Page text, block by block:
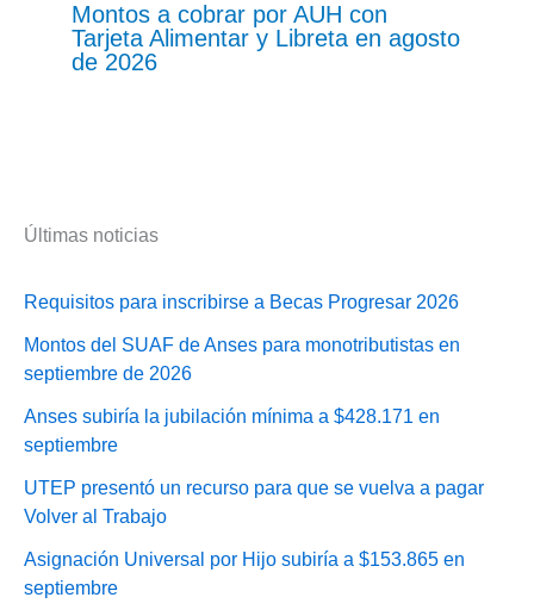
Montos a cobrar por AUH con
Tarjeta Alimentar y Libreta en agosto
de 2026
Últimas noticias
Requisitos para inscribirse a Becas Progresar 2026
Montos del SUAF de Anses para monotributistas en
septiembre de 2026
Anses subiría la jubilación mínima a $428.171 en
septiembre
UTEP presentó un recurso para que se vuelva a pagar
Volver al Trabajo
Asignación Universal por Hijo subiría a $153.865 en
septiembre